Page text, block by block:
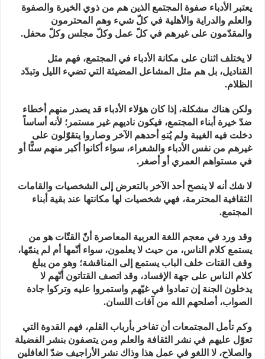
يعتبر الأدباء صفوة المجتمع الذين هم من ذوي الخيرة والصفوة
والعلم والدراية والأهلية في كلّ شيء وهم المحترمون
والمقدّمون على غيرهم في كلّ عمل وكلّ مجلس وكلّ محفل.
لا يختلف اثنان على مكانة الأدباء في المجتمع، فهم مثل
القناديل، بل هم مثل المشاعل المضيئة التي تضيء الليل وتبدّد
الظلام.
ولكن هناك مشكلة، إذا كان هؤلاء الأدباء قد يصدر منهم أخطاء
ضدّ خيرة أبناء المجتمع، فيكون ناديهم غير مستمر؛ لأنه أساساً
دخلت فيه الغيبة ولم يُنهِ أحدهم الآخر وصاروا يتقوّلون على
غيرهم من نفس الأدباء والشعراء، سواء أكانوا أكبر منهم سنًّا أو
في مستواهم العمري أو أصغر.
لا شك أنه لا ينصح أحد الآخر بالتعرض إلى الشخصيات والقامات
الثقافية المحترمة، فهي شخصيات لها مكانتها عند بقية أبناء
المجتمع.
وقد ورد في معجم اللغة العربية المعاصرة أنّ القتّات هو من
يستمع كلام الناس، من حيث لا يعلمون، سواء أنّمها أم لم ينمّها،
وقف القتات خلف الباب يستمع إلى المناقشة؛ وهو من يبلغ
كلام الناس على جهة الإفساد، وقد اتصف القتاتون أنّهم لا
يدخلون الجنة إن تمادوا في غيّهم واستمروا عليه وتركوا جادة
الصواب، أصلحهم الله من آفات اللسان.
وكم تأمل المجتمعات أن تفاخر بأرباب القلم، فهم القدوة التي
تعوّل عليهم في نشر الثقافة والعلم ومن يتصفون بنشر الفضيلة
والصلاح، لا اللغو في عمل هذا وذاك نشر الأراجيف ضدّ الغافلين